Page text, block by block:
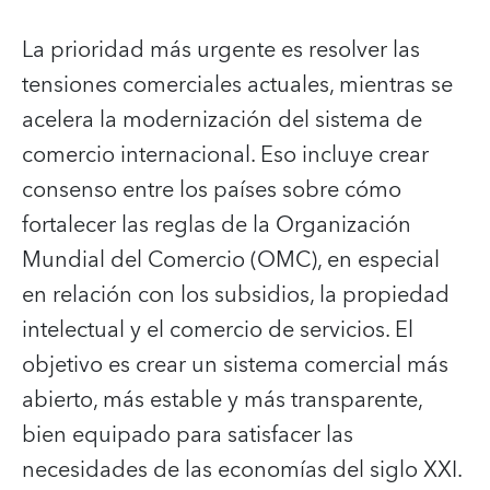
La prioridad más urgente es resolver las
tensiones comerciales actuales, mientras se
acelera la modernización del sistema de
comercio internacional. Eso incluye crear
consenso entre los países sobre cómo
fortalecer las reglas de la Organización
Mundial del Comercio (OMC), en especial
en relación con los subsidios, la propiedad
intelectual y el comercio de servicios. El
objetivo es crear un sistema comercial más
abierto, más estable y más transparente,
bien equipado para satisfacer las
necesidades de las economías del siglo XXI.